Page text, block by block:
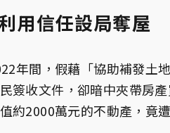
用信任設局奪屋
年間，假藉「協助補發土
簽收文件，卻暗中夾帶房
約2000萬元的不動產，竟